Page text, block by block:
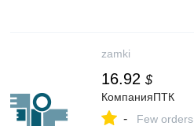
zamki
16.92 $
КомпанияПТК
- Few orders